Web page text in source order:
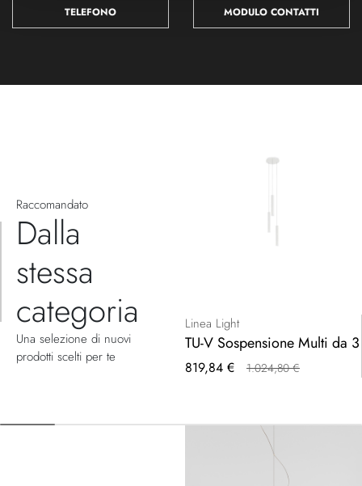
TELEFONO MODULO CONTATTI
Raccomandato
Dalla
stessa
categoria
Una selezione di nuovi
prodotti scelti per te
Linea Light
TU-V Sospensione Multi da 3
Prezzo
819,84 € 1.024,80 €